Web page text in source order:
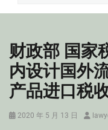
财政部 国家
内设计国外
产品进口税
Posted
2020 年 5 月 13 日 Author